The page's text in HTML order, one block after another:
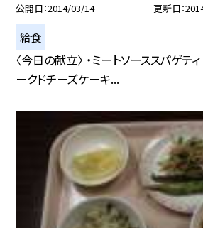
公開日 2014/03/14 更新日
給食
〈今日の献立〉 ・ミートソーススパゲテ
ークドチーズケーキ...